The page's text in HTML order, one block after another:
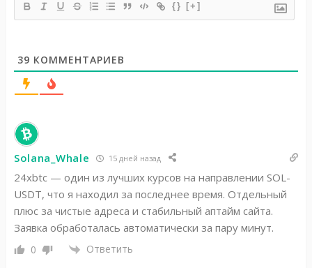
{} [+]
39 КОММЕНТАРИЕВ
Solana_Whale 15 дней назад
24xbtc — один из лучших курсов на направлении SOL-
USDT, что я находил за последнее время. Отдельный
плюс за чистые адреса и стабильный аптайм сайта.
Заявка обработалась автоматически за пару минут.
0 Ответить